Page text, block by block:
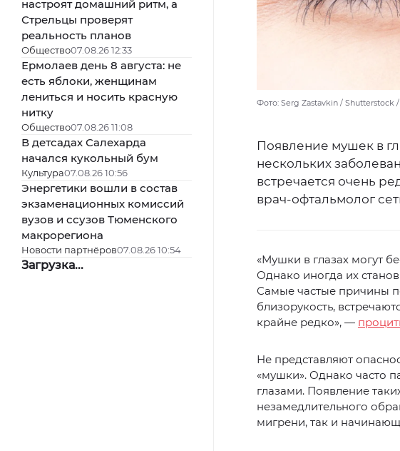
настроят домашний ритм, а
Стрельцы проверят
реальность планов
Общество07.08.26 12:33
Ермолаев день 8 августа: не
есть яблоки, женщинам
лениться и носить красную
нитку
Общество07.08.26 11:08
В детсадах Салехарда
начался кукольный бум
Культура07.08.26 10:56
Энергетики вошли в состав
экзаменационных комиссий
вузов и ссузов Тюменского
макрорегиона
Новости партнёров07.08.26 10:54
Загрузка...
Фото: Serg Zastavkin / Shutterstock
Появление мушек в
нескольких
встречается очень
врач-офтальмолог
«Мушки в глазах могут
Однако иногда их
Самые частые причины
близорукость,
крайне редко», —
Не представляют
«мушки». Однако часто
глазами. Появление
незамедлительного
мигрени, так и